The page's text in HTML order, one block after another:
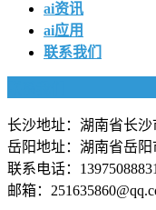
ai资讯
ai应用
联系我们
长沙地址：湖南省长
岳阳地址：湖南省岳
联系电话：13975088831
邮箱：